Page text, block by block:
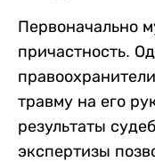
Первоначально
причастность.
травму на его
результаты
экспертизы